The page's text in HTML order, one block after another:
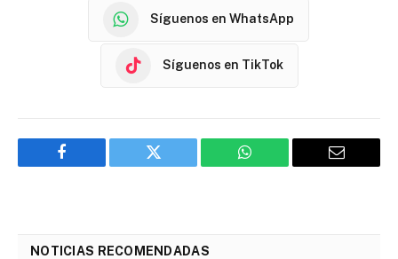
Síguenos en WhatsApp
Síguenos en TikTok
Facebook Twitter WhatsApp Email
NOTICIAS RECOMENDADAS